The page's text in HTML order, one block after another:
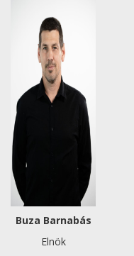
Buza Barnabás
Elnök